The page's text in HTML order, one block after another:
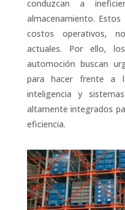
conduzcan a
almacenamiento.
costos operativos,
actuales. Por ello,
automoción buscan
para hacer frente a
inteligencia y
altamente integrados
eficiencia.